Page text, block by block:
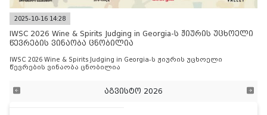
2025-10-16 14:28
IWSC 2026 Wine & Spirits Judging in Georgia-ს ჟიურის უცხოელი
წევრების ვინაობა ცნობილია
IWSC 2026 Wine & Spirits Judging in Georgia-ს ჟიურის უცხოელი
წევრების ვინაობა ცნობილია
აგვისტო 2026